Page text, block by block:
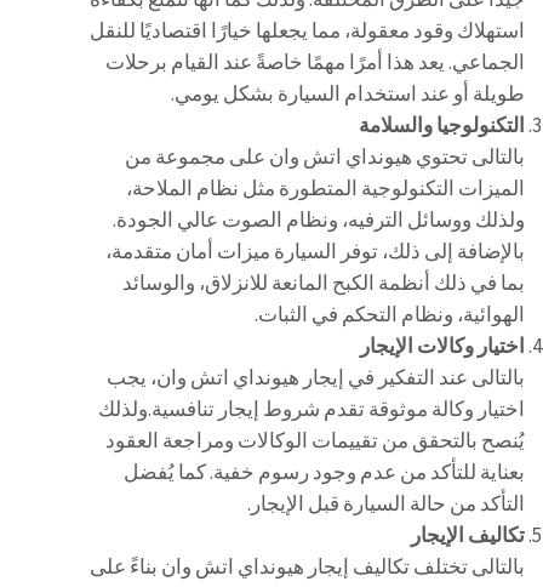
استهلاك وقود معقولة، مما يجعلها خيارًا اقتصاديًا للنقل
الجماعي. يعد هذا أمرًا مهمًا خاصةً عند القيام برحلات
طويلة أو عند استخدام السيارة بشكل يومي.
التكنولوجيا والسلامة
بالتالى تحتوي هيونداي اتش وان على مجموعة من
الميزات التكنولوجية المتطورة مثل نظام الملاحة،
ولذلك ووسائل الترفيه، ونظام الصوت عالي الجودة.
بالإضافة إلى ذلك، توفر السيارة ميزات أمان متقدمة،
بما في ذلك أنظمة الكبح المانعة للانزلاق، والوسائد
الهوائية، ونظام التحكم في الثبات.
اختيار وكالات الإيجار
بالتالى عند التفكير في إيجار هيونداي اتش وان، يجب
اختيار وكالة موثوقة تقدم شروط إيجار تنافسية.ولذلك
يُنصح بالتحقق من تقييمات الوكالات ومراجعة العقود
بعناية للتأكد من عدم وجود رسوم خفية. كما يُفضل
التأكد من حالة السيارة قبل الإيجار.
تكاليف الإيجار
بالتالى تختلف تكاليف إيجار هيونداي اتش وان بناءً على